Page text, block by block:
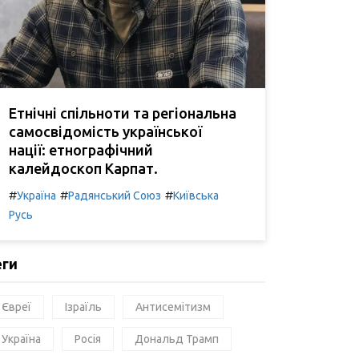
Етнічні спільноти та регіональна
самосвідомість української
нації: етнографічний
калейдоскоп Карпат.
#Україна #Радянський Союз #Київська
Русь
Євреї Ізраїль Антисемітизм
Україна Росія Дональд Трамп